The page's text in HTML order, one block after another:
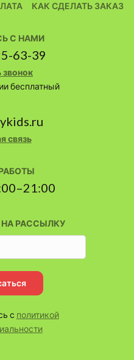
КАК СДЕЛАТЬ ЗАКАЗ
РАССЫЛКУ
с политикой
С НАМИ
63-39
звонок
бесплатный
связь